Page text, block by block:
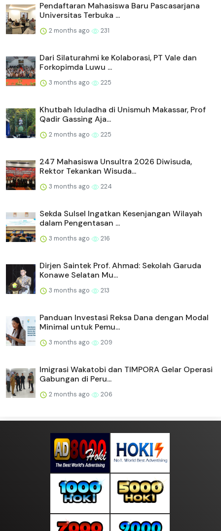
Pendaftaran Mahasiswa Baru Pascasarjana
Universitas Terbuka ...
2 months ago 231
Dari Silaturahmi ke Kolaborasi, PT Vale dan
Forkopimda Luwu ...
3 months ago 225
Khutbah Iduladha di Unismuh Makassar, Prof
Qadir Gassing Aja...
2 months ago 225
247 Mahasiswa Unsultra 2026 Diwisuda,
Rektor Tekankan Wisuda...
3 months ago 224
Sekda Sulsel Ingatkan Kesenjangan Wilayah
dalam Pengentasan ...
3 months ago 216
Dirjen Saintek Prof. Ahmad: Sekolah Garuda
Konawe Selatan Mu...
3 months ago 213
Panduan Investasi Reksa Dana dengan Modal
Minimal untuk Pemu...
3 months ago 209
Imigrasi Wakatobi dan TIMPORA Gelar Operasi
Gabungan di Peru...
2 months ago 206